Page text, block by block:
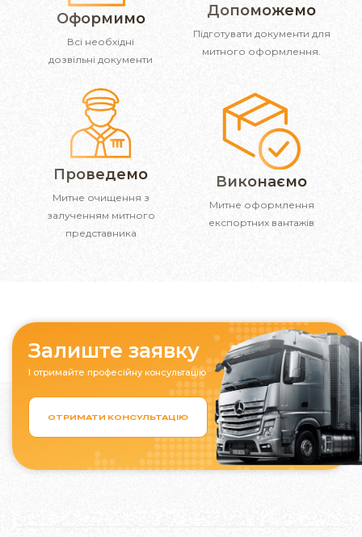
Оформимо
Всі необхідні
дозвільні документи
Допоможемо
Підготувати документи для
митного оформлення.
Проведемо
Митне очищення з
залученням митного
представника
Виконаємо
Митне оформлення
експортних вантажів
Залиште заявку
І отримайте професійну консультацію
ОТРИМАТИ КОНСУЛЬТАЦІЮ